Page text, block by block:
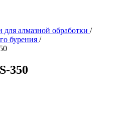
для алмазной обработки /
бурения /
350